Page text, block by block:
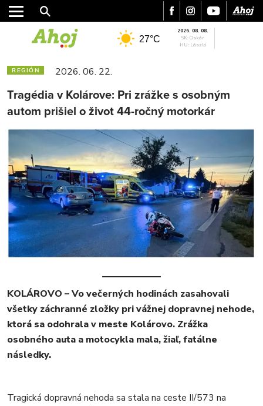
REGIÓN
ŠPORT
KULTÚRA
27°C
2026. 08. 08.
SK: Oskár
HU: László
REGIÓN 2026. 06. 22.
Tragédia v Kolárove: Pri zrážke s osobným
autom prišiel o život 44-ročný motorkár
KOLÁROVO – Vo večerných hodinách zasahovali
všetky záchranné zložky pri vážnej dopravnej nehode,
ktorá sa odohrala v meste Kolárovo. Zrážka
osobného auta a motocykla mala, žiaľ, fatálne
následky.
Tragická dopravná nehoda sa stala na ceste II/573 na